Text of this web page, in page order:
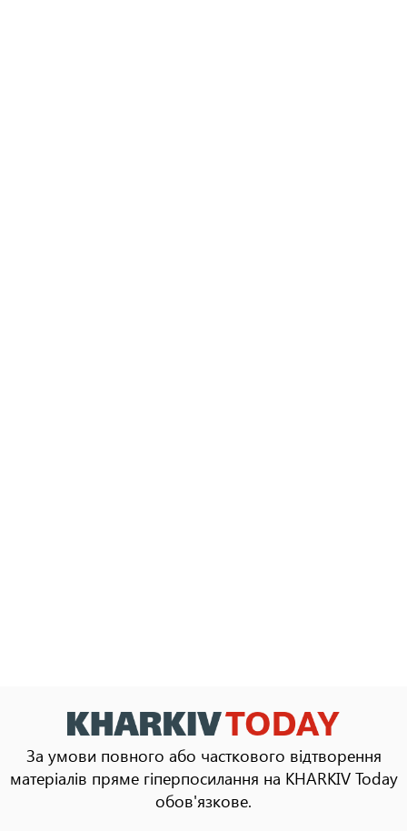
За умови повного або часткового відтворення
матеріалів пряме гіперпосилання на KHARKIV Today
обов'язкове.